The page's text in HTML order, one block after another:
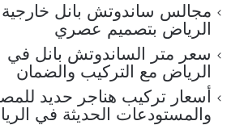
مجالس ساندوتش بانل
الرياض بتصميم عصري
سعر متر الساندوتش بانل في
الرياض مع التركيب والضمان
أسعار تركيب هناجر حديد
والمستودعات الحديثة في